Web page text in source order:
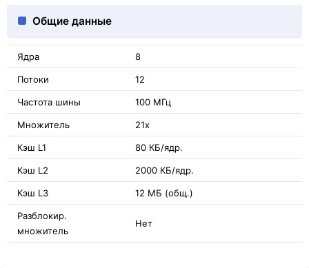
Общие данные
Ядра 8
Потоки 12
Частота шины 100 МГц
Множитель 21x
Кэш L1 80 КБ/ядр.
Кэш L2 2000 КБ/ядр.
Кэш L3 12 МБ (общ.)
Разблокир.
множитель
Нет